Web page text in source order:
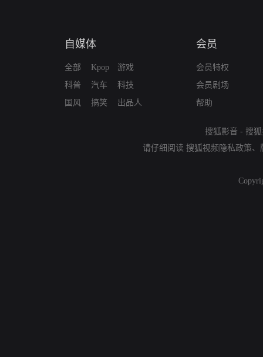
自媒体
全部
科普
国风
Kpop
汽车
搞笑
游戏
科技
出品人
会员
会员特权
会员剧场
帮助
搜狐影音 - 搜
请仔细阅读 搜狐视频隐私政策、